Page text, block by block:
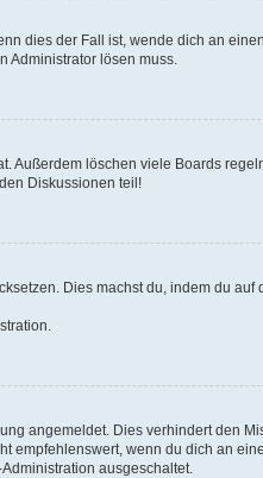
dies der Fall ist, wende dich an
Administrator lösen muss.
löschen viele Boards
Diskussionen teil!
Dies machst du, indem du auf
angemeldet. Dies verhindert den
empfehlenswert, wenn du dich an
ausgeschaltet.